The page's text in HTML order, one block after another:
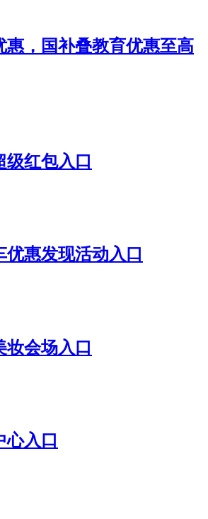
惠，国补叠教育优惠至高
级红包入口
优惠发现活动入口
妆会场入口
心入口